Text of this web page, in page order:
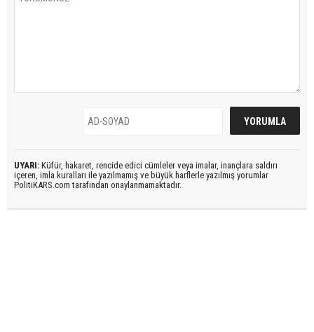
UYARI: Küfür, hakaret, rencide edici cümleler veya imalar, inançlara saldırı
içeren, imla kuralları ile yazılmamış ve büyük harflerle yazılmış yorumlar
PolitiKARS.com tarafından onaylanmamaktadır.